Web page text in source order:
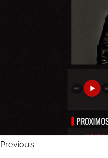
Previous